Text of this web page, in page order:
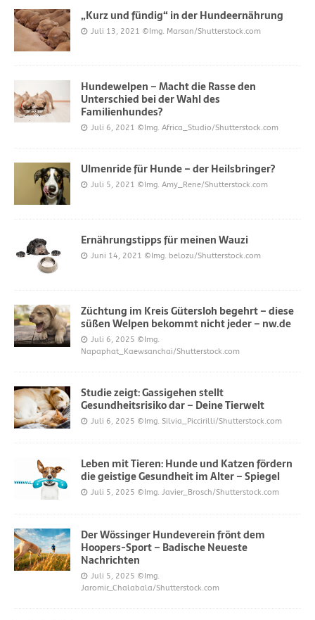
„Kurz und fündig“ in der Hundeernährung
Juli 13, 2021 ©Img. Marsan/Shutterstock.com
Hundewelpen – Macht die Rasse den
Unterschied bei der Wahl des
Familienhundes?
Juli 6, 2021 ©Img. Africa_Studio/Shutterstock.com
Ulmenride für Hunde – der Heilsbringer?
Juli 5, 2021 ©Img. Amy_Rene/Shutterstock.com
Ernährungstipps für meinen Wauzi
Juni 14, 2021 ©Img. belozu/Shutterstock.com
Züchtung im Kreis Gütersloh begehrt – diese
süßen Welpen bekommt nicht jeder – nw.de
Juli 6, 2025 ©Img.
Napaphat_Kaewsanchai/Shutterstock.com
Studie zeigt: Gassigehen stellt
Gesundheitsrisiko dar – Deine Tierwelt
Juli 6, 2025 ©Img. Silvia_Piccirilli/Shutterstock.com
Leben mit Tieren: Hunde und Katzen fördern
die geistige Gesundheit im Alter – Spiegel
Juli 5, 2025 ©Img. Javier_Brosch/Shutterstock.com
Der Wössinger Hundeverein frönt dem
Hoopers-Sport – Badische Neueste
Nachrichten
Juli 5, 2025 ©Img.
Jaromir_Chalabala/Shutterstock.com